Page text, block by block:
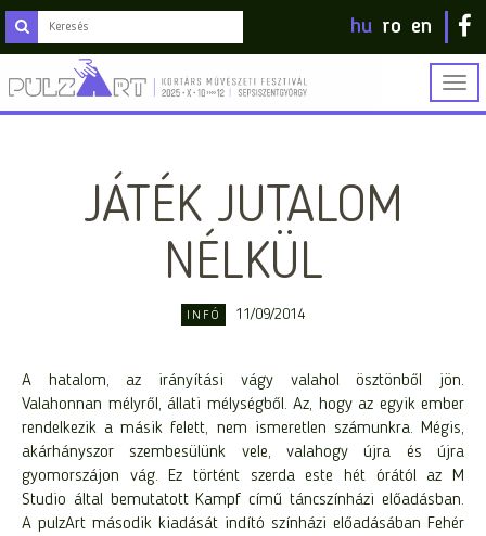
hu ro en
JÁTÉK JUTALOM
NÉLKÜL
INFÓ 11/09/2014
A hatalom, az irányítási vágy valahol ösztönből jön.
Valahonnan mélyről, állati mélységből. Az, hogy az egyik ember
rendelkezik a másik felett, nem ismeretlen számunkra. Mégis,
akárhányszor szembesülünk vele, valahogy újra és újra
gyomorszájon vág. Ez történt szerda este hét órától az M
Studio által bemutatott Kampf című táncszínházi előadásban.
A pulzArt második kiadását indító színházi előadásában Fehér